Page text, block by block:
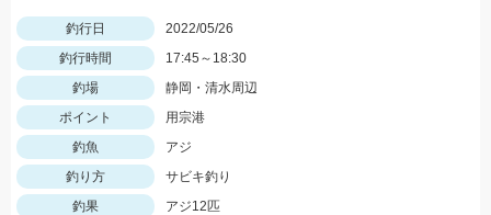
釣行日
2022/05/26
釣行時間
17:45～18:30
釣場
静岡・清水周辺
ポイント
用宗港
釣魚
アジ
釣り方
サビキ釣り
釣果
アジ12匹